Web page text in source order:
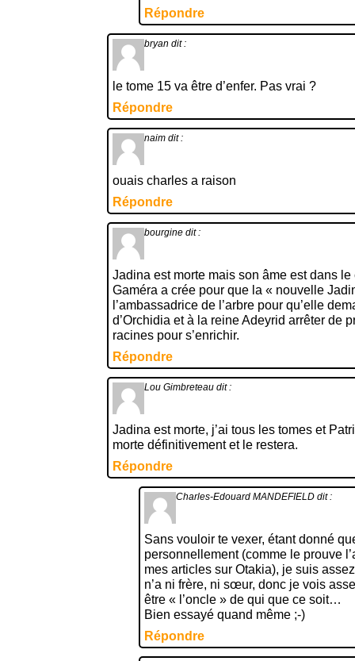
Répondre
bryan dit :
le tome 15 va être d’enfer. Pas vrai ?
Répondre
naim dit :
ouais charles a raison
Répondre
bourgine dit :
Jadina est morte mais son âme est dans le
Gaméra a crée pour que la « nouvelle
l’ambassadrice de l’arbre pour qu’elle
d’Orchidia et à la reine Adeyrid arrêter de
racines pour s’enrichir.
Répondre
Lou Gimbreteau dit :
Jadina est morte, j’ai tous les tomes et
morte définitivement et le restera.
Répondre
Charles-Edouard MANDEFIELD dit :
Sans vouloir te vexer, étant donné
personnellement (comme le prouve
mes articles sur Otakia), je suis
n’a ni frère, ni sœur, donc je vois
être « l’oncle » de qui que ce soit…
Bien essayé quand même ;-)
Répondre